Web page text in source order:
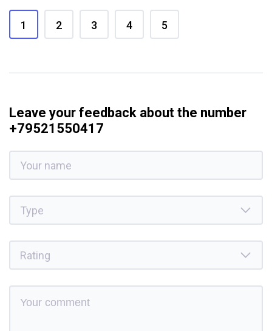
1 2 3 4 5
Leave your feedback about the number
+79521550417